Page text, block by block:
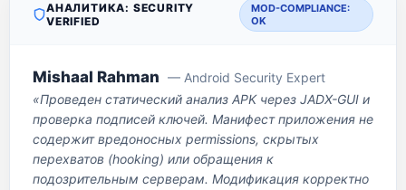
АНАЛИТИКА: SECURITY
VERIFIED
MOD-COMPLIANCE:
OK
Mishaal Rahman — Android Security Expert
«Проведен статический анализ APK через JADX-GUI и
проверка подписей ключей. Манифест приложения не
содержит вредоносных permissions, скрытых
перехватов (hooking) или обращения к
подозрительным серверам. Модификация корректно